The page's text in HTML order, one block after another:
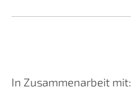
In Zusammenarbeit mit: